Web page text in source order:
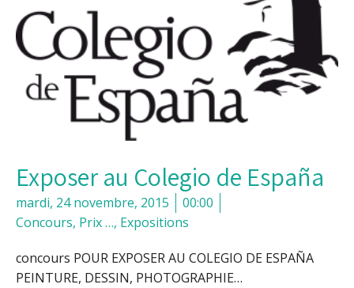
Exposer au Colegio de España
mardi, 24 novembre, 2015
00:00
Concours, Prix …, Expositions
concours POUR EXPOSER AU COLEGIO DE ESPAÑA
PEINTURE, DESSIN, PHOTOGRAPHIE…